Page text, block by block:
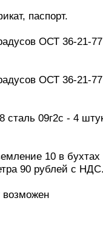
паспорт.
ОСТ 36-21-
ОСТ 36-21-
сталь 09г2с - 4
10 в
90 рублей с НДС.
возможен